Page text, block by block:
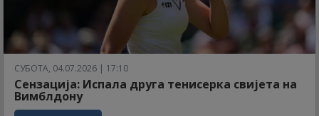
СУБОТА, 04.07.2026 | 17:10
Сензација: Испала друга тенисерка свијета на
Вимблдону